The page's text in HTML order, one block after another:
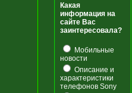
Какая
информация на
сайте Вас
заинтересовала?
Мобильные
новости
Описание и
характеристики
телефонов Sony